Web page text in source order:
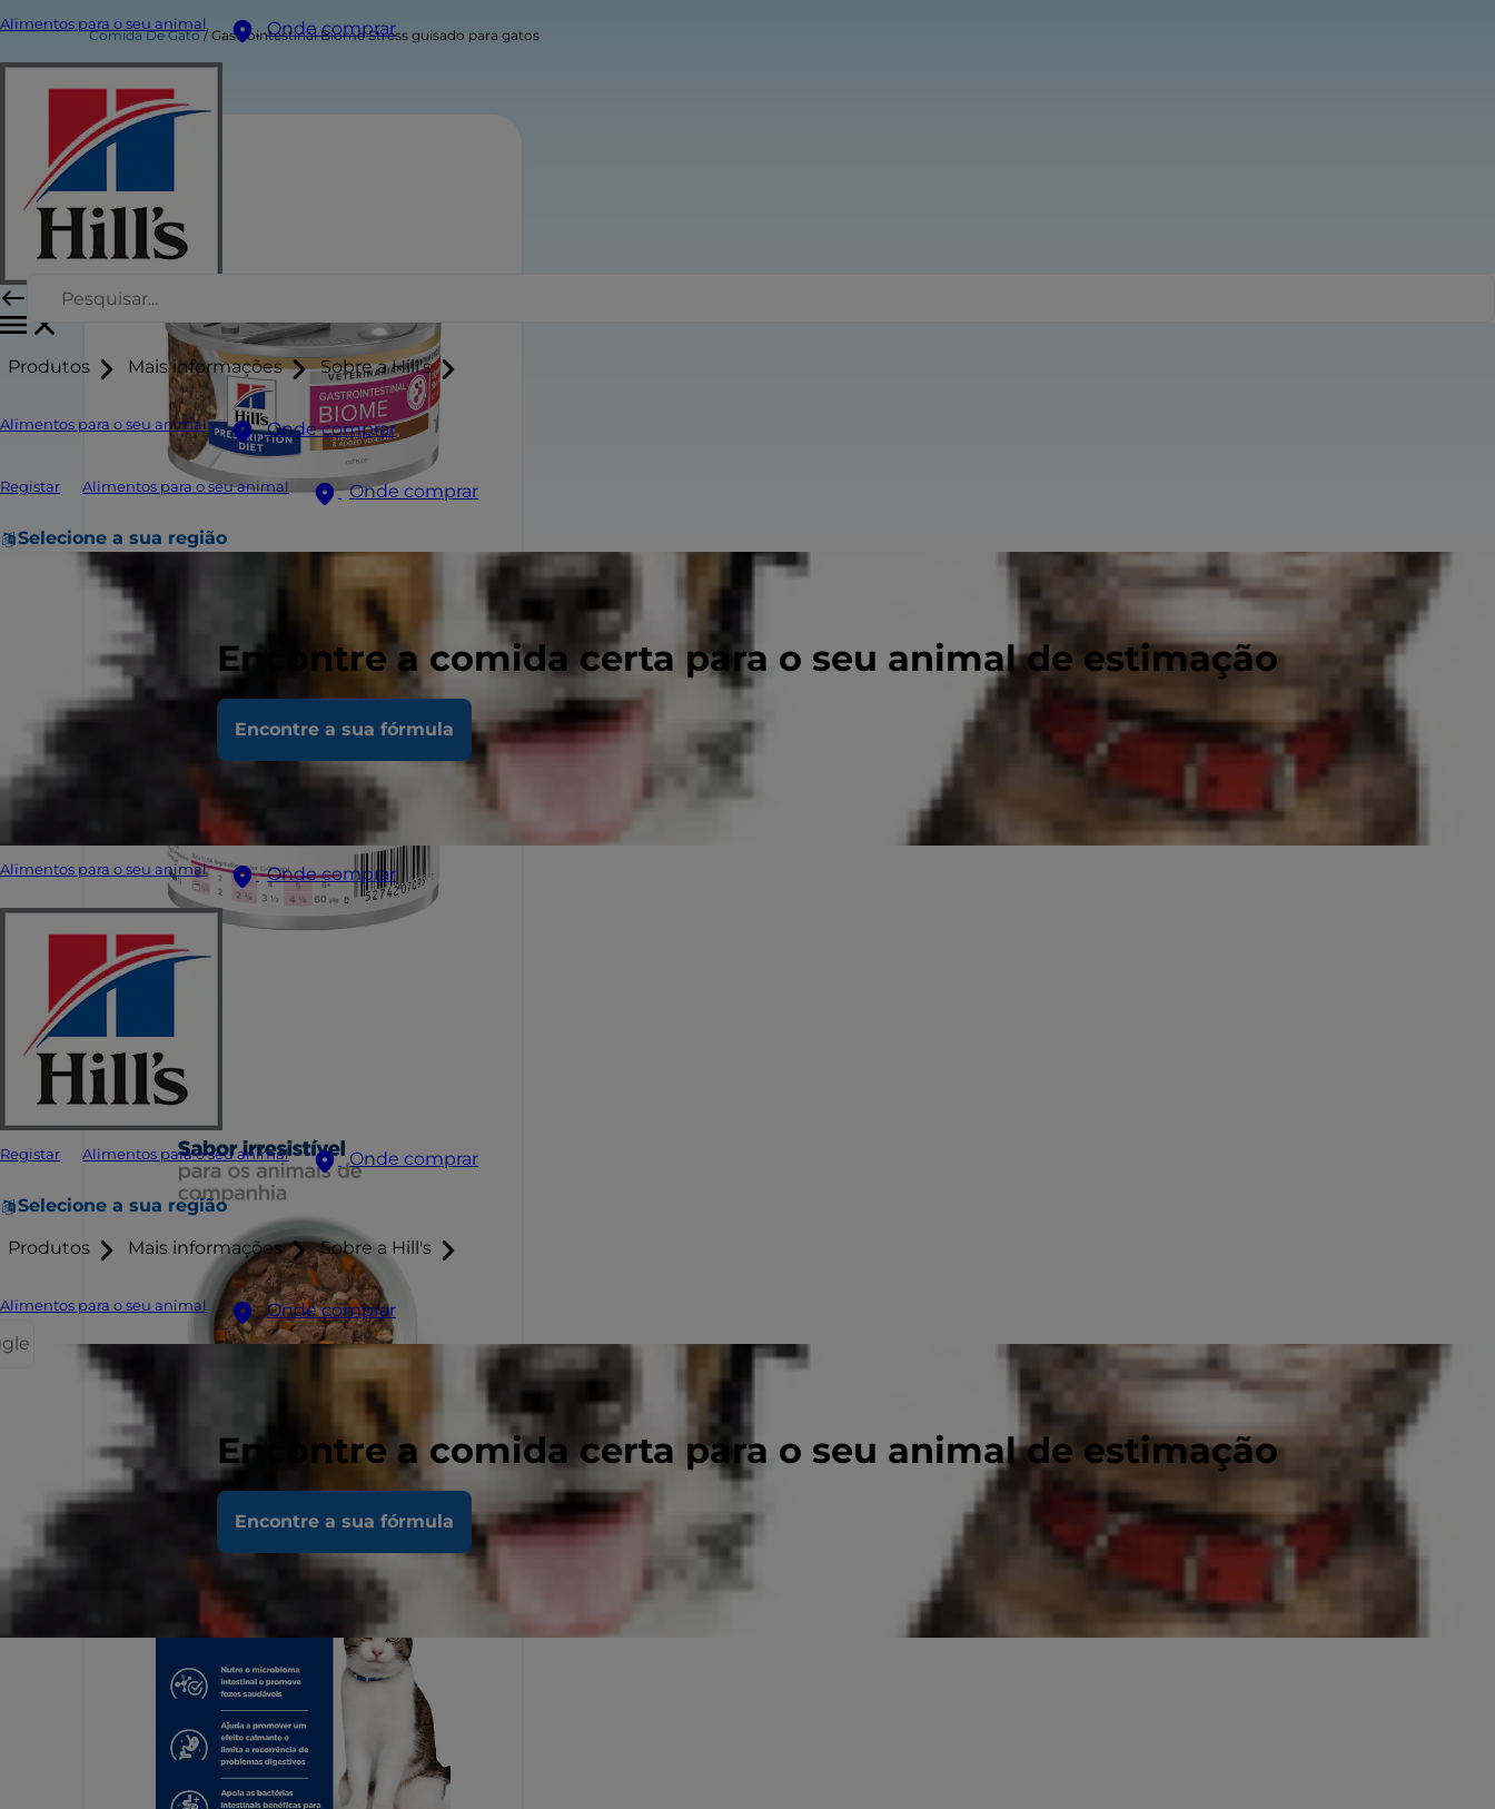
Alimentos para o seu animal Onde comprar
Produtos Mais informações Sobre a Hill's
Alimentos para o seu animal Onde comprar
Registar Alimentos para o seu animal Onde comprar
Selecione a sua região
Encontre a comida certa para o seu animal de estimação
Encontre a sua fórmula
Alimentos para o seu animal Onde comprar
Registar Alimentos para o seu animal Onde comprar
Selecione a sua região
Produtos Mais informações Sobre a Hill's
Alimentos para o seu animal
Onde comprar
Encontre a comida certa para o seu animal de estimação
Encontre a sua fórmula
Comida De Gato Gastrointestinal Biome Stress guisado para gatos